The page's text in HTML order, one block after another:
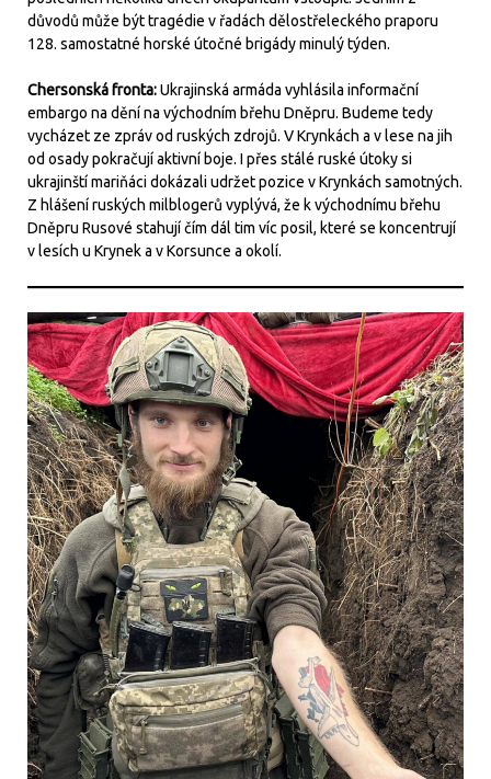
důvodů může být tragédie v řadách dělostřeleckého praporu
128. samostatné horské útočné brigády minulý týden.
Chersonská fronta:Ukrajinská armáda vyhlásila informační
embargo na dění na východním břehu Dněpru. Budeme tedy
vycházet ze zpráv od ruských zdrojů. V Krynkách a v lese na jih
od osady pokračují aktivní boje. I přes stálé ruské útoky si
ukrajinští mariňáci dokázali udržet pozice v Krynkách samotných.
Z hlášení ruských milblogerů vyplývá, že k východnímu břehu
Dněpru Rusové stahují čím dál tim víc posil, které se koncentrují
v lesích u Krynek a v Korsunce a okolí.